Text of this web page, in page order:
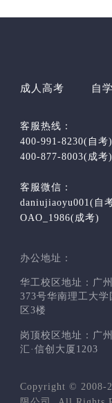
成人高考 自
客服热线：
400-991-8230(自考)
400-877-8003(成考)
客服微信：
daniujiaoyu001(自
OAO_1986(成考)
办公地址：
华工校区地址：广
373号华南理工大
区3楼
岗顶校区地址：广
汇·信创大厦1203
Copyright © 2008-